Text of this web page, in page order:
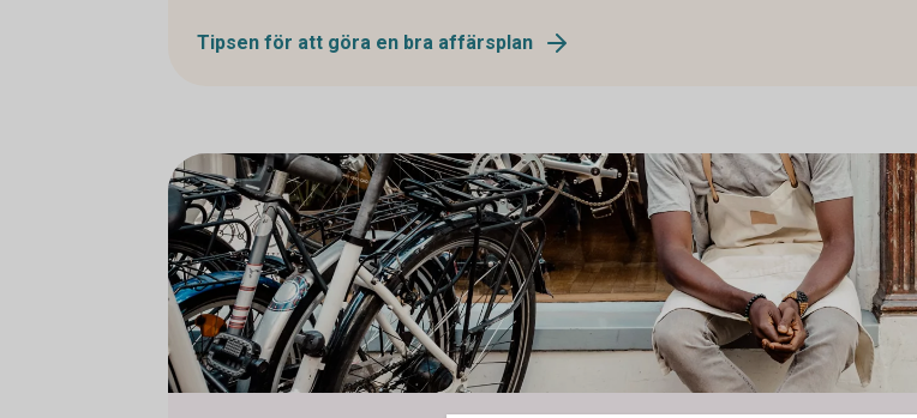
Tipsen för att göra en bra affärsplan